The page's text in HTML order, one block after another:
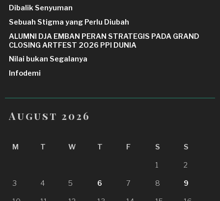
Dibalik Senyuman
Sebuah Stigma yang Perlu Diubah
ALUMNI DJA EMBAN PERAN STRATEGIS PADA GRAND
CLOSING ARTFEST 2026 PPI DUNIA
Nilai bukan Segalanya
Infodemi
August 2026
M T W T F S S
1 2
3 4 5 6 7 8 9